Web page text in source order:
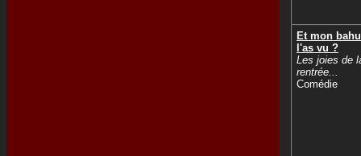
Et mon
l'as vu ?
Les joies de
rentrée...
Comédie